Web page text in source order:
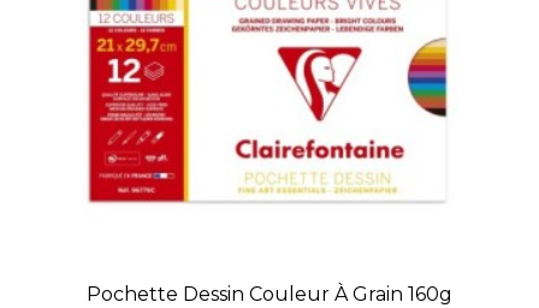
Pochette Dessin Couleur À Grain 160g